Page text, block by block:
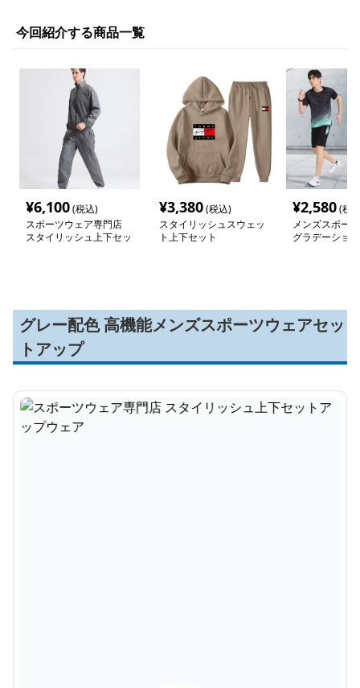
今回紹介する商品一覧
¥6,100(税込)
スポーツウェア専門店
スタイリッシュ上下セッ
¥3,380(税込)
スタイリッシュスウェッ
ト上下セット
¥2,580(税
メンズスポー
グラデーショ
グレー配色 高機能メンズスポーツウェアセッ
トアップ